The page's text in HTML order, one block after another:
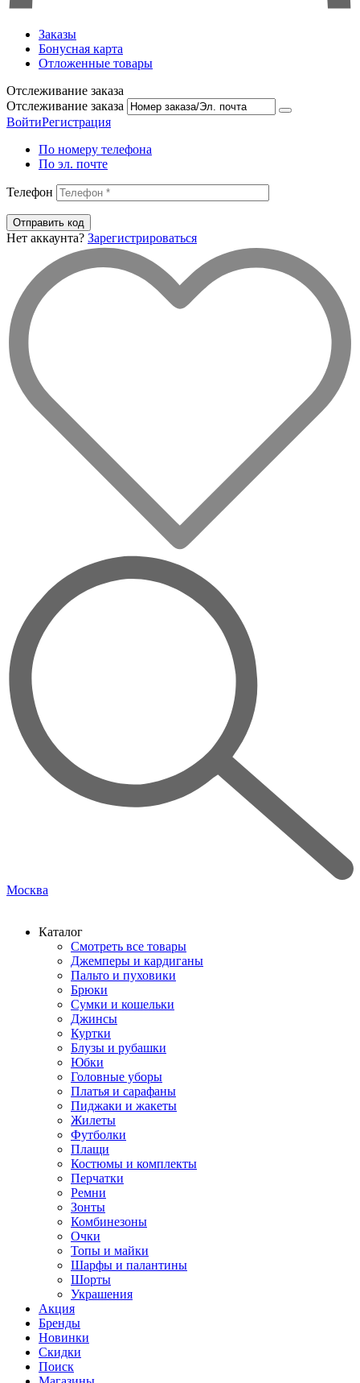
Заказы
Бонусная карта
Отложенные товары
Отслеживание заказа
Отслеживание заказа
ВойтиРегистрация
По номеру телефона
По эл. почте
Телефон
Отправить код
Нет аккаунта? Зарегистрироваться
Москва
Каталог
Смотреть все товары
Джемперы и кардиганы
Пальто и пуховики
Брюки
Сумки и кошельки
Джинсы
Куртки
Блузы и рубашки
Юбки
Головные уборы
Платья и сарафаны
Пиджаки и жакеты
Жилеты
Футболки
Плащи
Костюмы и комплекты
Перчатки
Ремни
Зонты
Комбинезоны
Очки
Топы и майки
Шарфы и палантины
Шорты
Украшения
Акция
Бренды
Новинки
Скидки
Поиск